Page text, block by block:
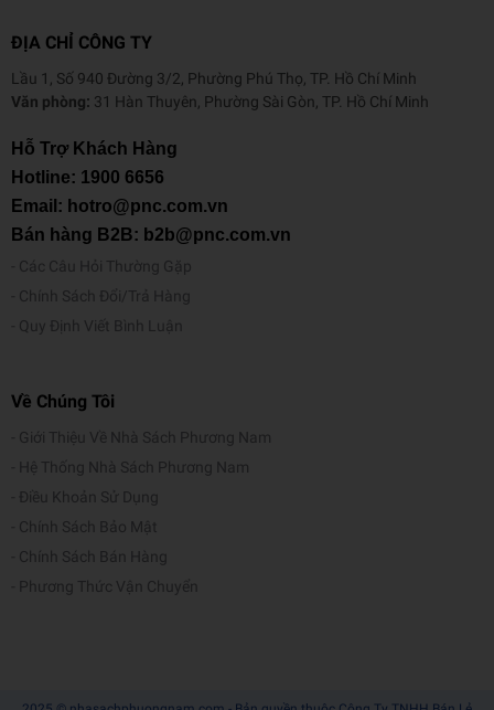
ĐỊA CHỈ CÔNG TY
Lầu 1, Số 940 Đường 3/2, Phường Phú Thọ, TP. Hồ Chí Minh
Văn phòng: 31 Hàn Thuyên, Phường Sài Gòn, TP. Hồ Chí Minh
Hỗ Trợ Khách Hàng
Hotline: 1900 6656
Email: hotro@pnc.com.vn
Bán hàng B2B: b2b@pnc.com.vn
Các Câu Hỏi Thường Gặp
Chính Sách Đổi/Trả Hàng
Quy Định Viết Bình Luận
Về Chúng Tôi
Giới Thiệu Về Nhà Sách Phương Nam
Hệ Thống Nhà Sách Phương Nam
Điều Khoản Sử Dụng
Chính Sách Bảo Mật
Chính Sách Bán Hàng
Phương Thức Vận Chuyển